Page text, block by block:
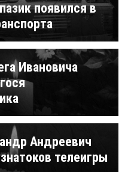
появился в
Ивановича
Андреевич
телеигры